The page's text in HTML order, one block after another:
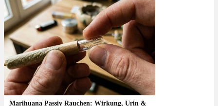
Marihuana Passiv Rauchen: Wirkung, Urin &